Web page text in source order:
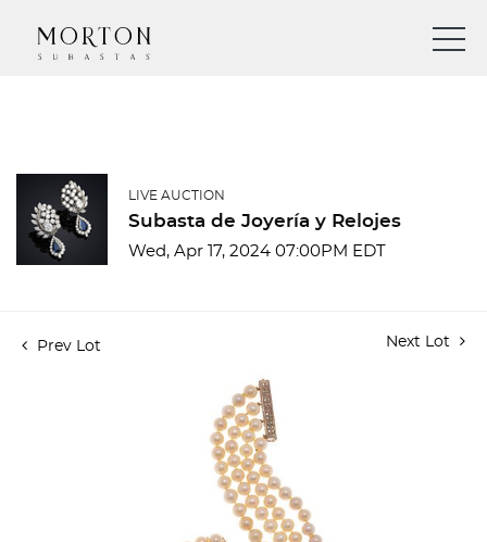
LIVE AUCTION
Subasta de Joyería y Relojes
Wed, Apr 17, 2024 07:00PM EDT
Prev Lot Next Lot